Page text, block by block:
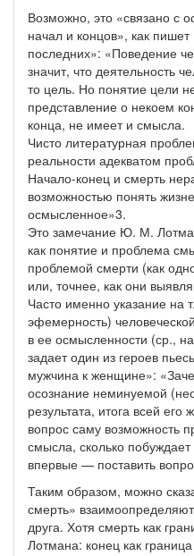
Возможно, это «связано с
начал и концов», как
последних»: «Поведение
значит, что деятельность
то цель. Но понятие цели
представление о некоем
конца, не имеет и смысла.
Чисто литературная
реальности адекватом
Начало-конец и смерть
возможностью понять
осмысленное»3.
Это замечание Ю. М.
как понятие и проблема
проблемой смерти (как
или, точнее, как они
Часто именно указание на
эфемерность)
в ее осмысленности (ср.,
задает один из героев
мужчина к женщине»:
осознание неминуемой
результата, итога всей его
вопрос саму возможность
смысла, сколько
впервые — поставить
Таким образом, можно
смерть»
друга. Хотя смерть как
Лотмана: конец как